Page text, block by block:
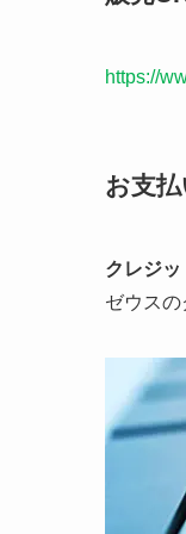
https://
お支
クレジ
ゼウス